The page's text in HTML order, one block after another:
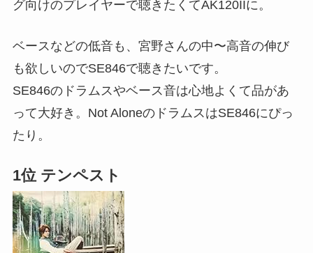
グ向けのプレイヤーで聴きたくてAK120IIに。
ベースなどの低音も、宮野さんの中〜高音の伸び
も欲しいのでSE846で聴きたいです。
SE846のドラムスやベース音は心地よくて品があ
って大好き。Not AloneのドラムスはSE846にぴっ
たり。
1位 テンペスト